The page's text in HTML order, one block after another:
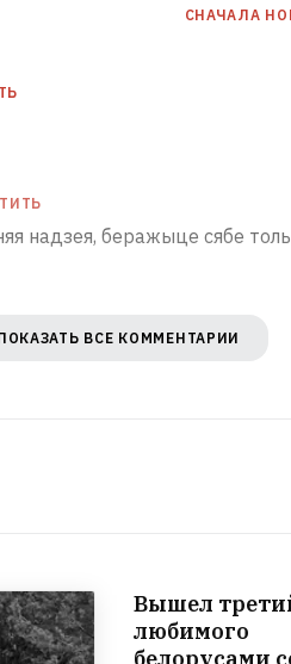
СНАЧАЛА
надзея, беражыце сябе
нельга купіць)ВСЕ КОММЕНТАРИИ
Вышел
любимого